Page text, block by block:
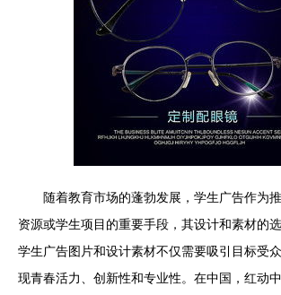
随着教育市场的蓬勃发展，学生广告作为
资源或学生项目的重要手段，其设计和素材的
学生广告图片和设计素材不仅需要吸引目标受
现青春活力、创新性和专业性。在中国，红动